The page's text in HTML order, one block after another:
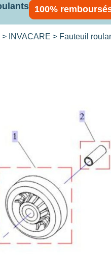
100%
> INVACARE > Fauteuil